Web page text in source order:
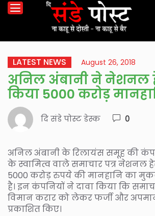
LATEST NEWS August 26, 2018
अनिल अंबानी ने नेशनल
किया 5000 करोड़
दि संडे पोस्ट डेस्क 0
अनिल अंबानी के रिलायंस समूह की
के स्वामित्व वाले समाचार पत्र नेशनल
5000 करोड़ रुपये की मानहानि का
है। इन कंपनियों ने दावा किया कि
विमान करार को लेकर फर्जी और
प्रकाशित किए।